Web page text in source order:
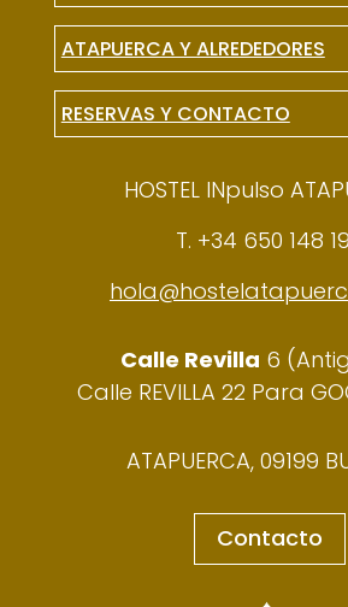
ATAPUERCA Y ALREDEDORES
RESERVAS Y CONTACTO
HOSTEL INpulso
T. +34 650 148
Calle Revilla 6
Calle REVILLA 22 Para
ATAPUERCA, 09199
Contacto